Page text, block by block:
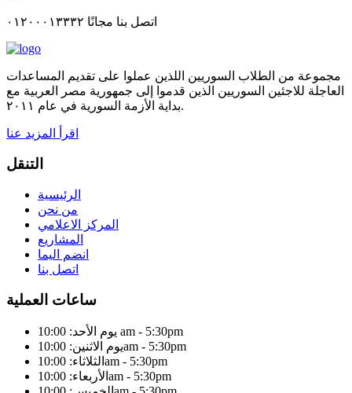
اتصل بنا مجانًا ٠١٢٠٠٠١٣٣٣٢
مجموعة من الطلاب السوريين اللذين عملوا على تقديم المساعدات
العاجلة للاجئين السوريين الذين قدموا إلى جمهورية مصر العربية مع
بداية الأزمة السورية في عام ٢٠١١.
اقرأ المزيد عنا
التنقل
الرئيسية
من نحن
المركز الاعلامي
المشاريع
انضم اليما
اتصل بنا
ساعات العملية
يوم الأحد: 10:00 am - 5:30pm
يوم الاثنين: 10:00am - 5:30pm
الثلاثاء: 10:00am - 5:30pm
الأربعاء: 10:00am - 5:30pm